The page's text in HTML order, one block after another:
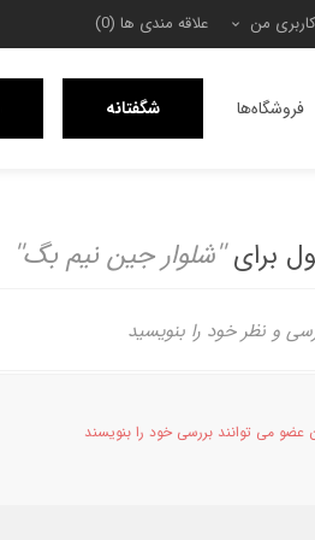
من علاقه مندی ها (0)
فروشگاه‌ها شگفتانه
برای شلوار جین نیم بگ
و نظر خود را بنویسید
عضو می توانند بررسی خود را بنویسند